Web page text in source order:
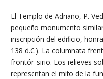
El Templo de Adriano, P.
pequeño monumento
inscripción del edificio,
138 d.C.). La columnata
frontón sirio. Los relieves
representan el mito de la